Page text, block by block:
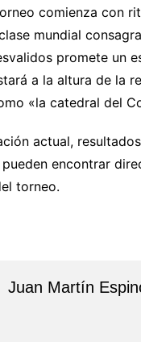
comienza con
mundial
promete un
a la altura de la
«la catedral del
actual,
encontrar
torneo.
Juan Martín